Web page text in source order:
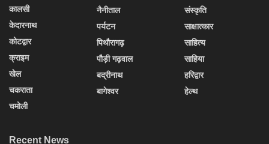
कालसी
केदारनाथ
कोटद्वार
क्राइम
खेल
चकराता
चमोली
नैनीताल
पर्यटन
पिथौरागढ़
पौड़ी गढ़वाल
बद्रीनाथ
बागेश्वर
संस्कृति
साक्षात्कार
साहित्य
साहिया
हरिद्वार
हेल्थ
Recent News